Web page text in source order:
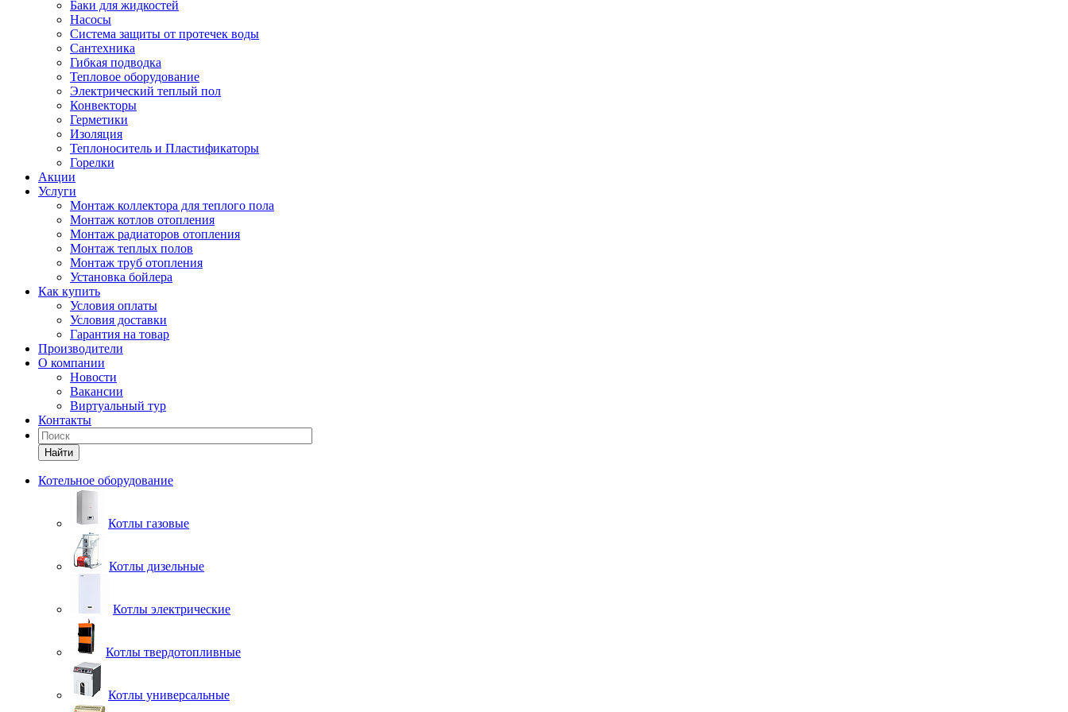
Баки для жидкостей
Насосы
Система защиты от протечек воды
Сантехника
Гибкая подводка
Тепловое оборудование
Электрический теплый пол
Конвекторы
Герметики
Изоляция
Теплоноситель и Пластификаторы
Горелки
Акции
Услуги
Монтаж коллектора для теплого пола
Монтаж котлов отопления
Монтаж радиаторов отопления
Монтаж теплых полов
Монтаж труб отопления
Установка бойлера
Как купить
Условия оплаты
Условия доставки
Гарантия на товар
Производители
О компании
Новости
Вакансии
Виртуальный тур
Контакты
Найти
Котельное оборудование
Котлы газовые
Котлы дизельные
Котлы электрические
Котлы твердотопливные
Котлы универсальные